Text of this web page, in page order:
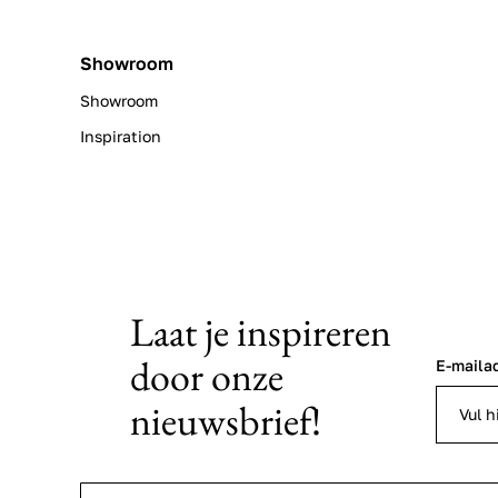
Showroom
Showroom
Inspiration
Laat je inspireren
door onze
nieuwsbrief!
E-